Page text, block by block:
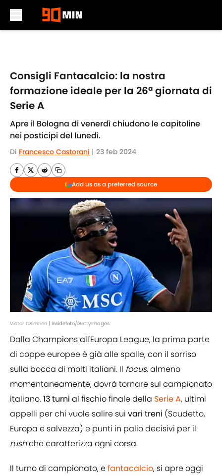
Consigli Fantacalcio: la nostra
formazione ideale per la 26ª giornata di
Serie A
Apre il Bologna di venerdì chiudono le capitoline
nei posticipi del lunedì.
Di Francesco Castorani | 23 feb 2024
Add us as a preferred source
Victor Osimhen | Insidefoto/GettyImages
Dalla Champions all'Europa League, la prima parte
di coppe europee è già alle spalle, con il sorriso
sulla bocca di molti italiani. Il focus, almeno
momentaneamente, dovrà tornare sul campionato
italiano.13 turni al fischio finale della Serie A, ultimi
appelli per chi vuole salire sui vari treni (Scudetto,
Europa e salvezza) e punti in palio decisivi per il
rushche caratterizza ogni corsa.
Il turno di campionato, efantacalcio, si apre oggi